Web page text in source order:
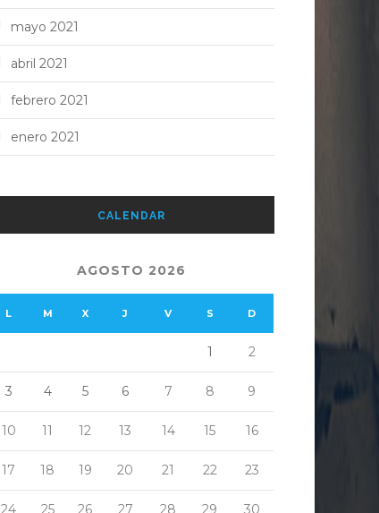
mayo 2021
abril 2021
febrero 2021
enero 2021
CALENDAR
AGOSTO 2026
L M X J V S D
1 2
3 4 5 6 7 8 9
10 11 12 13 14 15 16
17 18 19 20 21 22 23
24 25 26 27 28 29 30